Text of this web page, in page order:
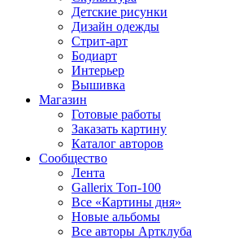
Детские рисунки
Дизайн одежды
Стрит-арт
Бодиарт
Интерьер
Вышивка
Магазин
Готовые работы
Заказать картину
Каталог авторов
Сообщество
Лента
Gallerix Топ-100
Все «Картины дня»
Новые альбомы
Все авторы Артклуба